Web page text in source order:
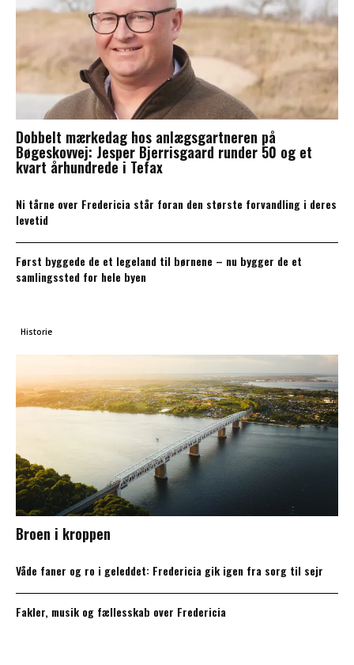
Dobbelt mærkedag hos anlægsgartneren på
Bøgeskovvej: Jesper Bjerrisgaard runder 50 og et
kvart århundrede i Tefax
Ni tårne over Fredericia står foran den største forvandling i deres
levetid
Først byggede de et legeland til børnene – nu bygger de et
samlingssted for hele byen
Historie
Broen i kroppen
Våde faner og ro i geleddet: Fredericia gik igen fra sorg til sejr
Fakler, musik og fællesskab over Fredericia